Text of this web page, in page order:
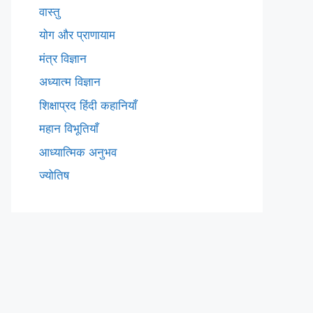
वास्तु
योग और प्राणायाम
मंत्र विज्ञान
अध्यात्म विज्ञान
शिक्षाप्रद हिंदी कहानियाँ
महान विभूतियाँ
आध्यात्मिक अनुभव
ज्योतिष